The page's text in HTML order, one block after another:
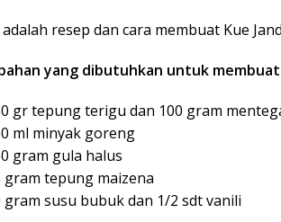
resep dan cara membuat Kue
yang dibutuhkan untuk membuat
gr tepung terigu dan 100 gram
ml minyak goreng
gram gula halus
gram tepung maizena
gram susu bubuk dan 1/2 sdt vanili